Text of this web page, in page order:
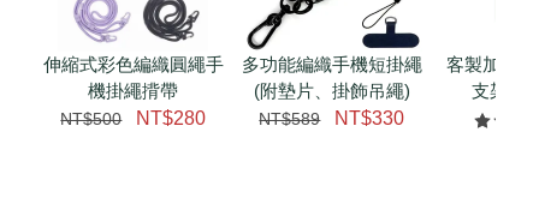
瀏覽更多
伸縮式彩色編織圓繩手
機掛繩揹帶
NT$500 NT$280
多功能編織手機短掛繩
(附墊片、掛飾吊繩)
NT$589 NT$330
客製加購
支架 腕